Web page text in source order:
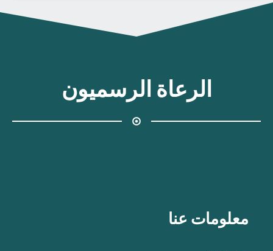
الرعاة الرسميون
معلومات عنا